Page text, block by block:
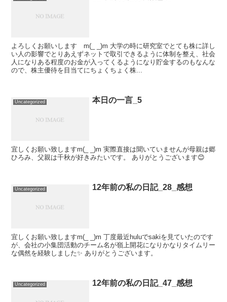
よろしくお願いします m(_ _)m 大学の時に研究室でとても株に詳し
い人の影響でとりあえずネットで取引できるように体制を整え、社会
人になりある程度のお金が入ってくるようになり貯金するのもなんな
ので、株主優待を目当てにちょくちょく株...
Uncategorized 本日の一言_5
宜しくお願い致しますm(_ _)m 実際直接は聞いていませんが母親は郷
ひろみ、父親は千秋が好きみたいです。 ありがとうございます😊
Uncategorized 12年前の私の日記_28_感想
宜しくお願い致しますm(_ _)m 丁度最近huluでsakiを見ていたのです
が、会社の小集団活動のチーム名が嶺上開花になりかなりタイムリー
な偶然を経験しました✨ ありがとうございます。
Uncategorized 12年前の私の日記_47_感想